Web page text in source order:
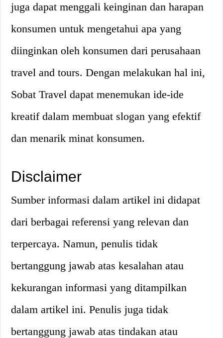
juga dapat menggali keinginan dan harapan
konsumen untuk mengetahui apa yang
diinginkan oleh konsumen dari perusahaan
travel and tours. Dengan melakukan hal ini,
Sobat Travel dapat menemukan ide-ide
kreatif dalam membuat slogan yang efektif
dan menarik minat konsumen.
Disclaimer
Sumber informasi dalam artikel ini didapat
dari berbagai referensi yang relevan dan
terpercaya. Namun, penulis tidak
bertanggung jawab atas kesalahan atau
kekurangan informasi yang ditampilkan
dalam artikel ini. Penulis juga tidak
bertanggung jawab atas tindakan atau